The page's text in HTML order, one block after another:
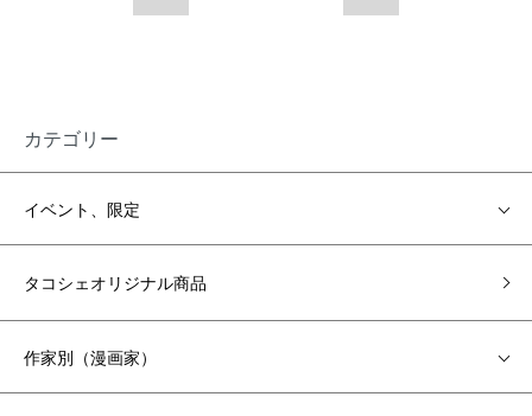
カテゴリー
イベント、限定
タコシェオリジナル商品
作家別（漫画家）